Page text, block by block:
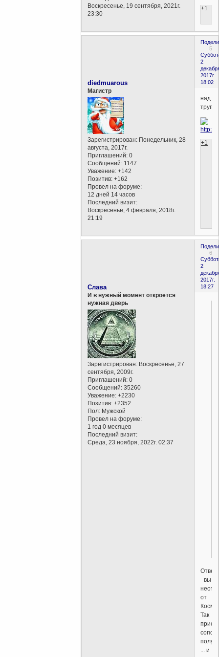
Воскресенье, 19 сентября, 2021г.
23:30
+1
5
2
2017г.
18:02
diedmuarous
Магистр
Зарегистрирован: Понедельник, 28
августа, 2017г.
Приглашений: 0
Сообщений: 1147
Уважение: +142
Позитив: +162
Провел на форуме:
12 дней 14 часов
Последний визит:
Воскресенье, 4 февраля, 2018г.
21:19
над
+1
6
2
2017г.
18:27
Слава
И в нужный момент откроется
нужная дверь
Зарегистрирован: Воскресенье, 27
сентября, 2009г.
Приглашений: 0
Сообщений: 35260
Уважение: +2230
Позитив: +2352
Пол: Мужской
Провел на форуме:
1 год 0 месяцев
Последний визит:
Среда, 23 ноября, 2022г. 02:37
- вы
от
Так
... и